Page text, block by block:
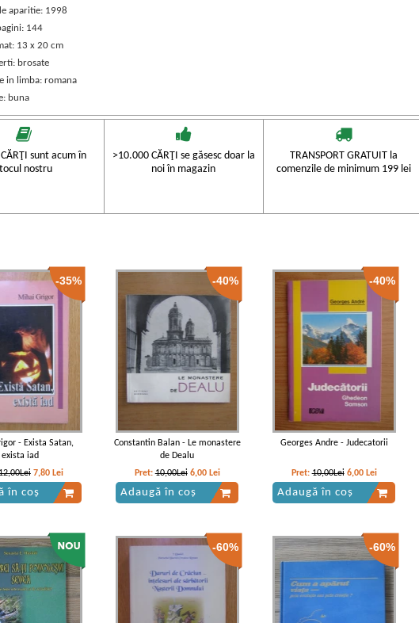
aparitie: 1998
144
13 x 20 cm
brosate
in limba: romana
buna
sunt acum în
nostru
>10.000 CĂRŢI se găsesc doar la
noi în magazin
TRANSPORT GRATUIT la
comenzile de minimum 199 lei
-35%
- Exista Satan,
exista iad
7,80 Lei
în coș
-40%
Constantin Balan - Le monastere
de Dealu
Pret:10,00Lei 6,00 Lei
Adaugă în coș
-40%
Georges Andre - Judecatorii
Pret:10,00Lei 6,00 Lei
Adaugă în coș
-60% -60%